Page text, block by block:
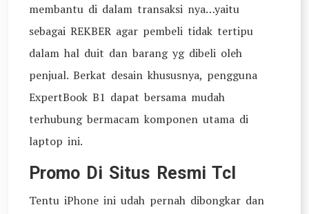
membantu di dalam transaksi nya…yaitu
sebagai REKBER agar pembeli tidak tertipu
dalam hal duit dan barang yg dibeli oleh
penjual. Berkat desain khususnya, pengguna
ExpertBook B1 dapat bersama mudah
terhubung bermacam komponen utama di
laptop ini.
Promo Di Situs Resmi Tcl
Tentu iPhone ini udah pernah dibongkar dan